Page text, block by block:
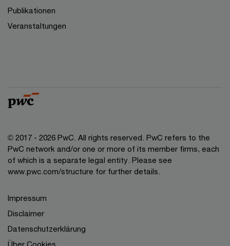
Publikationen
Veranstaltungen
© 2017 - 2026 PwC. All rights reserved. PwC refers to the
PwC network and/or one or more of its member firms, each
of which is a separate legal entity. Please see
www.pwc.com/structure for further details.
Impressum
Disclaimer
Datenschutzerklärung
Über Cookies